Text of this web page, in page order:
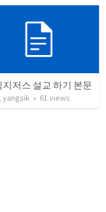
지저스 설교 하기 본문
yangsik • 61 views